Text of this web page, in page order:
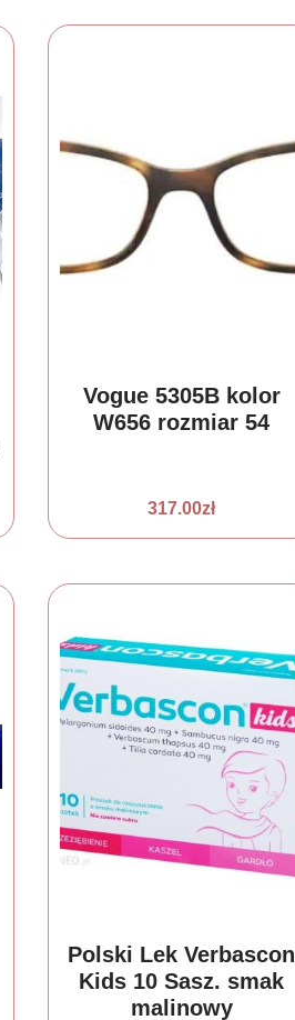
Vogue 5305B kolor
W656 rozmiar 54
317.00zł
Polski Lek Verbascon
Kids 10 Sasz. smak
malinowy